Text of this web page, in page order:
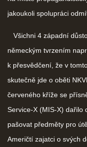
jakoukoli spolupráci
Všichni 4 západní
německým tvrzením
k přesvědčení, že v
skutečně jde o oběti
červeného kříže se
Service-X (MIS-X) dařilo
pašovat předměty pro
Američtí zajatci o svých